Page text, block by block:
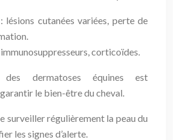
lésions cutanées variées, perte de
corticoïdes.
dermatoses équines est
le bien-être du cheval.
surveiller régulièrement la peau du
les signes d’alerte.